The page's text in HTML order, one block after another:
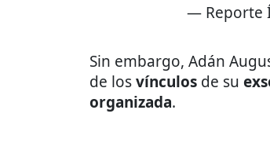
— Reporte
Sin embargo, Adán
de losvínculos de su
organizada.